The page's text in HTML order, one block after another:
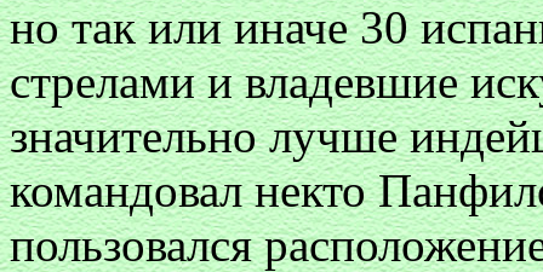
но так или иначе 30
стрелами и владевшие
значительно лучше
командовал некто
пользовался